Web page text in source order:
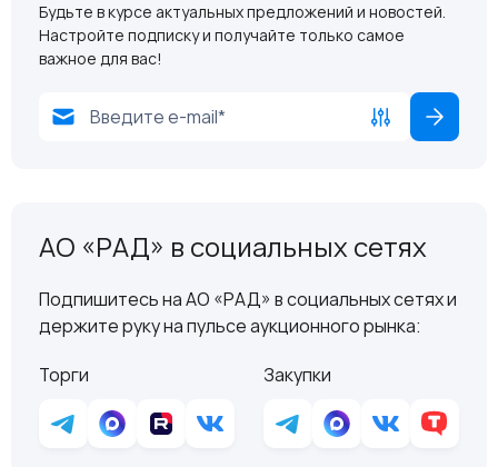
Будьте в курсе актуальных предложений и новостей.
Настройте подписку и получайте только самое
важное для вас!
АО «РАД» в социальных сетях
Подпишитесь на АО «РАД» в социальных сетях и
держите руку на пульсе аукционного рынка:
Торги
Закупки